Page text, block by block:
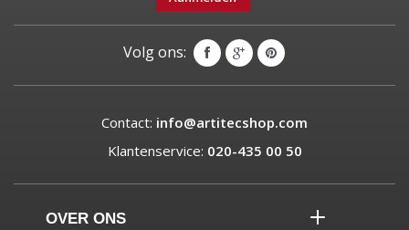
Volg ons:
Contact: info@artitecshop.com
Klantenservice: 020-435 00 50
OVER ONS